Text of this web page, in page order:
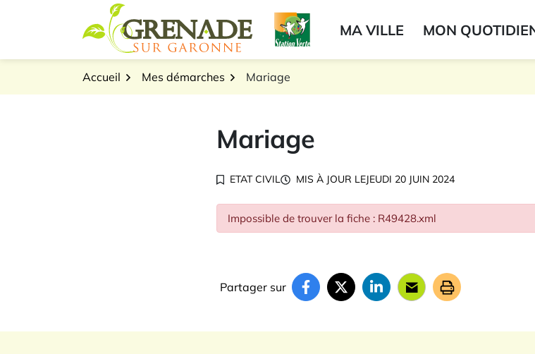
Logo Grenade sur GaronneMA VILLE MON
Accueil Mes démarches Mariage
Mariage
ETAT CIVIL MIS À JOUR LEJEUDI 20 JUIN 2024
Impossible de trouver la fiche : R49428.xml
Partager sur